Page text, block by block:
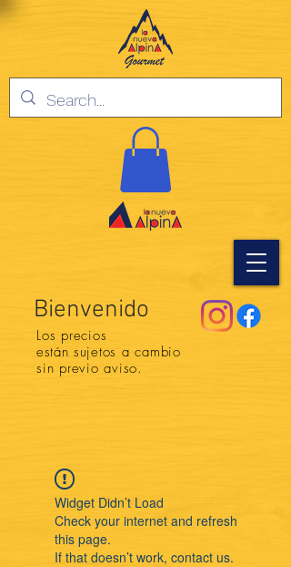
Bienvenido
Los precios
están sujetos a cambio
sin previo aviso.
Widget Didn’t Load
Check your internet and refresh
this page.
If that doesn’t work, contact us.